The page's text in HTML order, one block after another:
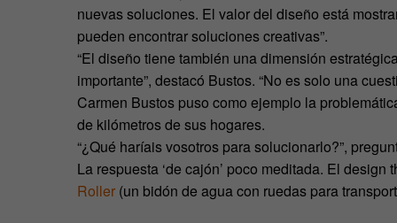
nuevas soluciones. El valor del diseño está
pueden encontrar soluciones creativas”.
“El diseño tiene también una dimensión
importante”, destacó Bustos. “No es solo una
Carmen Bustos puso como ejemplo la
de kilómetros de sus hogares.
“¿Qué haríais vosotros para solucionarlo?”,
La respuesta ‘de cajón’ poco meditada. El
Roller (un bidón de agua con ruedas para